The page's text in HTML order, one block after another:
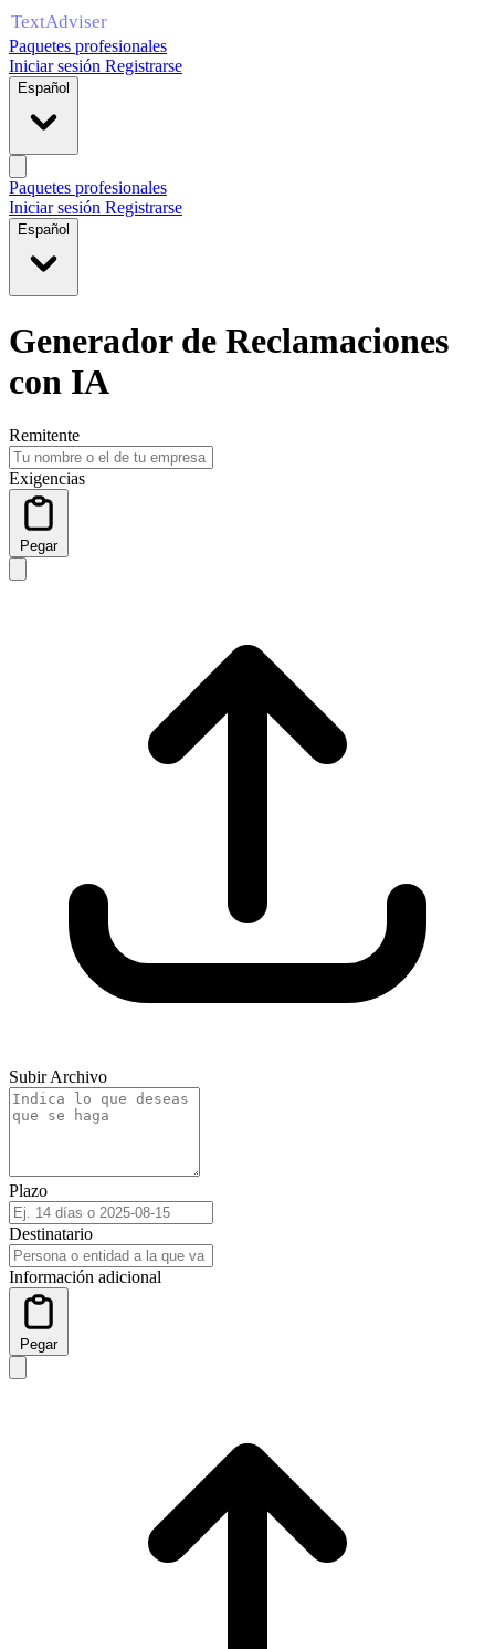
Paquetes profesionales
Iniciar sesión Registrarse
Español
Paquetes profesionales
Iniciar sesión Registrarse
Español
Generador de Reclamaciones
con IA
Remitente
Exigencias
Pegar
Subir Archivo
Plazo
Destinatario
Información adicional
Pegar